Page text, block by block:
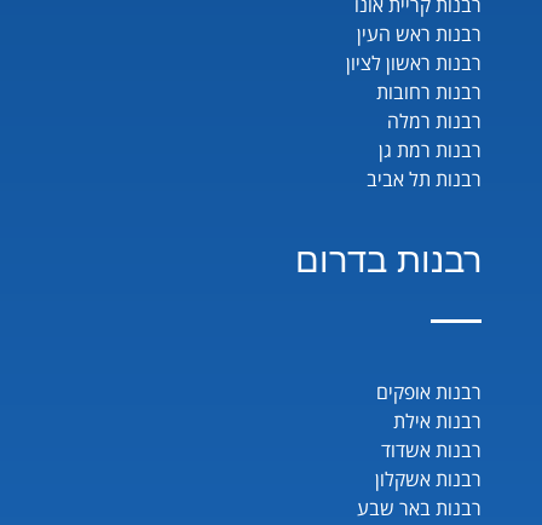
רבנות קריית אונו
רבנות ראש העין
רבנות ראשון לציון
רבנות רחובות
רבנות רמלה
רבנות רמת גן
רבנות תל אביב
רבנות בדרום
רבנות אופקים
רבנות אילת
רבנות אשדוד
רבנות אשקלון
רבנות באר שבע